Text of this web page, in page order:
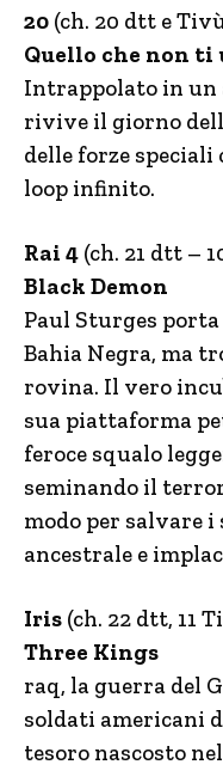
20 (ch. 20 dtt e
Quello che non ti
Intrappolato in un
rivive il giorno
delle forze speciali
loop infinito.
Rai 4 (ch. 21 dtt –
Black Demon
Paul Sturges
Bahia Negra, ma
rovina. Il vero
sua piattaforma
feroce squalo
seminando il
modo per salvare
ancestrale e
Iris (ch. 22 dtt, 11
Three Kings
raq, la guerra del
soldati americani
tesoro nascosto